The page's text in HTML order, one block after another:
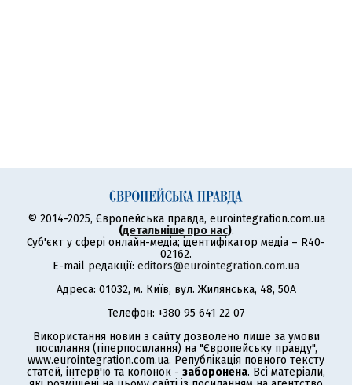
© 2014-2025, Європейська правда, eurointegration.com.ua
(детальніше про нас).
Суб'єкт у сфері онлайн-медіа; ідентифікатор медіа – R40-
02162.
E-mail редакції: editors@eurointegration.com.ua
Адреса: 01032, м. Київ, вул. Жилянська, 48, 50А
Телефон: +380 95 641 22 07
Використання новин з сайту дозволено лише за умови
посилання (гіперпосилання) на "Європейську правду",
www.eurointegration.com.ua. Републікація повного тексту
статей, інтерв'ю та колонок - заборонена. Всі матеріали,